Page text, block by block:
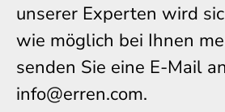
unserer Experten wird
wie möglich bei Ihnen
senden Sie eine E-Mail an
info@erren.com.